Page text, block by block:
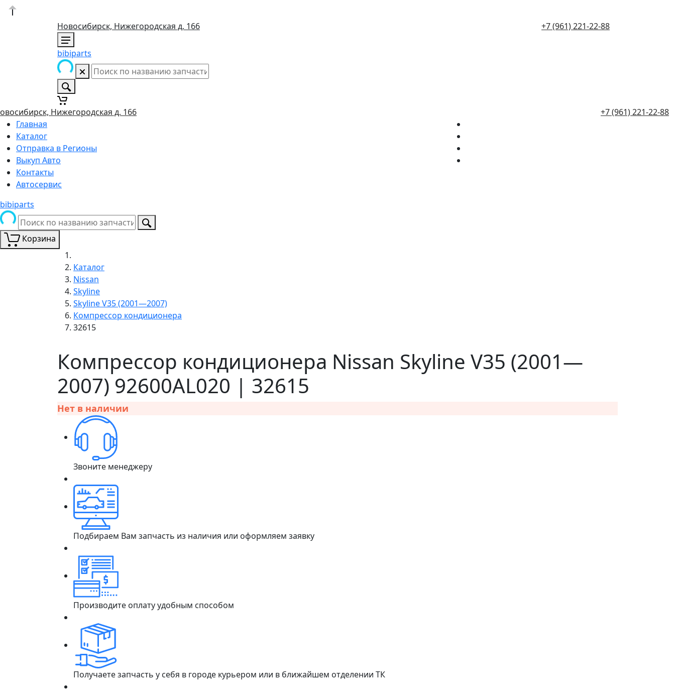
Новосибирск, Нижегородская д. 166 +7 (961) 221-22-88
bibiparts
Нижегородская д. 166
+7 (961) 221-22-88
Главная
Каталог
Отправка в Регионы
Выкуп Авто
Контакты
Автосервис
bibiparts
Корзина
Каталог
Nissan
Skyline
Skyline V35 (2001—2007)
Компрессор кондиционера
32615
Компрессор кондиционера Nissan Skyline V35 (2001—
2007) 92600AL020 | 32615
Нет в наличии
Звоните менеджеру
Подбираем Вам запчасть из наличия или оформляем заявку
Производите оплату удобным способом
Получаете запчасть у себя в городе курьером или в ближайшем отделении ТК